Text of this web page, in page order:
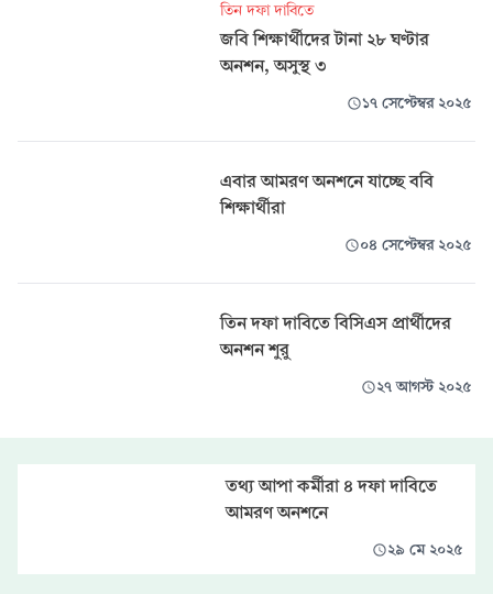
তিন দফা দাবিতে
জবি শিক্ষার্থীদের টানা ২৮ ঘণ্টার
অনশন, অসুস্থ ৩
১৭ সেপ্টেম্বর ২০২৫
এবার আমরণ অনশনে যাচ্ছে ববি
শিক্ষার্থীরা
০৪ সেপ্টেম্বর ২০২৫
তিন দফা দাবিতে বিসিএস প্রার্থীদের
অনশন শুরু
২৭ আগস্ট ২০২৫
তথ্য আপা কর্মীরা ৪ দফা দাবিতে
আমরণ অনশনে
২৯ মে ২০২৫